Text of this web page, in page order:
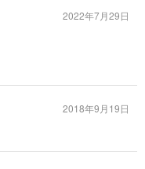
2022年7月29日
2018年9月19日